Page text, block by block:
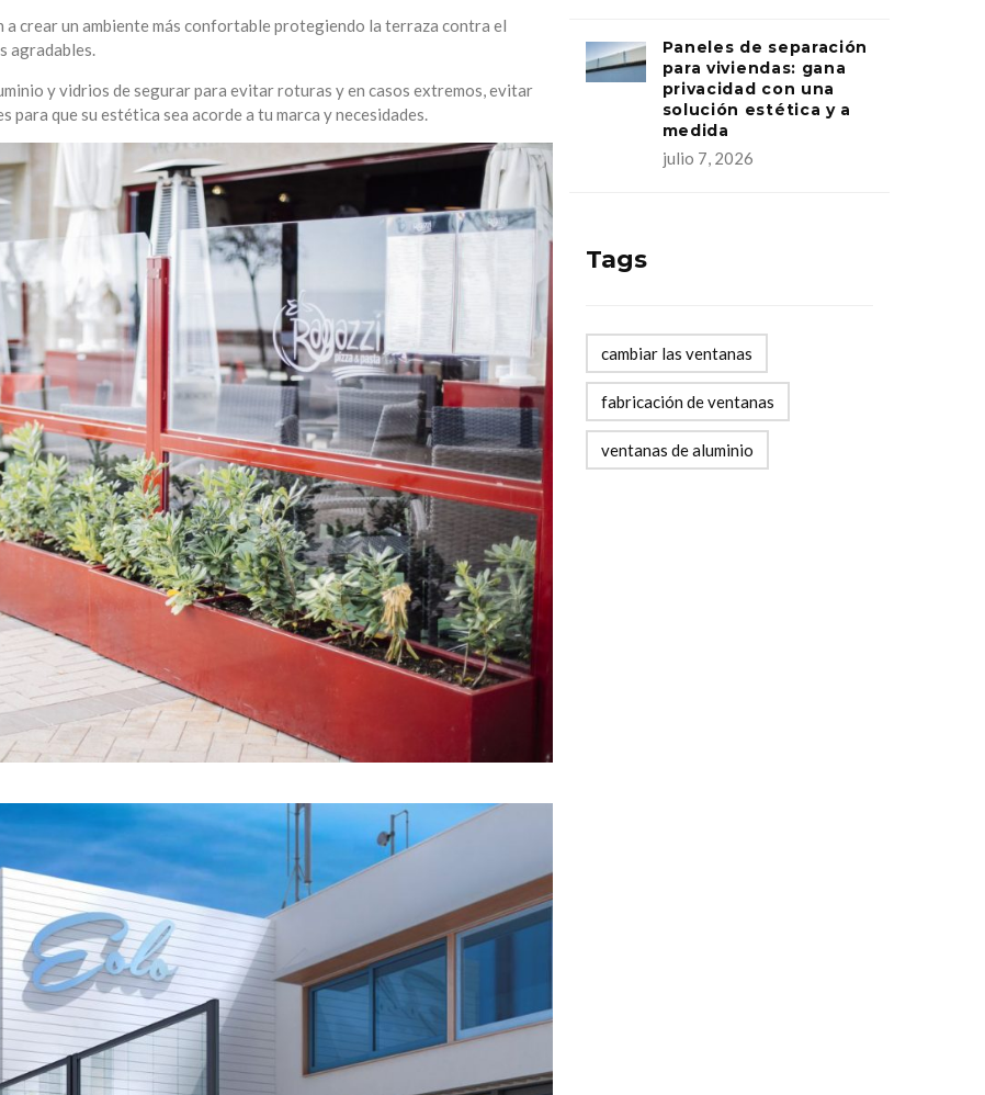
a crear un ambiente más confortable protegiendo la terraza contra el
agradables.
y vidrios de segurar para evitar roturas y en casos extremos, evitar
que su estética sea acorde a tu marca y necesidades.
Paneles de separación
para viviendas: gana
privacidad con una
solución estética y a
medida
julio 7, 2026
Tags
cambiar las ventanas
fabricación de ventanas
ventanas de aluminio